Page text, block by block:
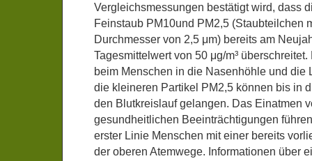
Vergleichsmessungen bestätigt wird, dass
Feinstaub PM10und PM2,5 (Staubteilchen
Durchmesser von 2,5 μm) bereits am
Tagesmittelwert von 50 μg/m³
beim Menschen in die Nasenhöhle und die
die kleineren Partikel PM2,5 können bis in
den Blutkreislauf gelangen. Das Einatmen
gesundheitlichen Beeinträchtigungen
erster Linie Menschen mit einer bereits
der oberen Atemwege. Informationen über